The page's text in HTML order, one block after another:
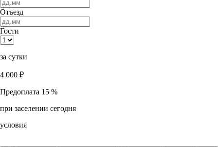
Отъезд
Гости
за сутки
4 000 ₽
Предоплата 15 %
при заселении сегодня
условия